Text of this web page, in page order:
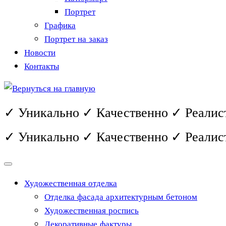
Портрет
Графика
Портрет на заказ
Новости
Контакты
✓ Уникально ✓ Качественно ✓
✓ Уникально ✓ Качественно ✓
Художественная отделка
Отделка фасада архитектурным бетоном
Художественная роспись